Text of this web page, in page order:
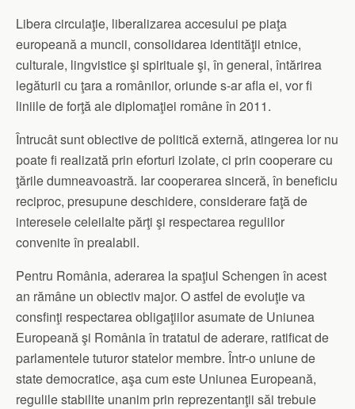
Libera circulaţie, liberalizarea accesului pe piaţa
europeană a muncii, consolidarea identităţii etnice,
culturale, lingvistice şi spirituale şi, în general, întărirea
legăturii cu ţara a românilor, oriunde s-ar afla ei, vor fi
liniile de forţă ale diplomaţiei române în 2011.
Întrucât sunt obiective de politică externă, atingerea lor nu
poate fi realizată prin eforturi izolate, ci prin cooperare cu
ţările dumneavoastră. Iar cooperarea sinceră, în beneficiu
reciproc, presupune deschidere, considerare faţă de
interesele celeilalte părţi şi respectarea regulilor
convenite în prealabil.
Pentru România, aderarea la spaţiul Schengen în acest
an rămâne un obiectiv major. O astfel de evoluţie va
consfinţi respectarea obligaţiilor asumate de Uniunea
Europeană şi România în tratatul de aderare, ratificat de
parlamentele tuturor statelor membre. Într-o uniune de
state democratice, aşa cum este Uniunea Europeană,
regulile stabilite unanim prin reprezentanţii săi trebuie